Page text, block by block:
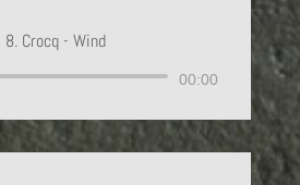
8. Crocq - Wind
Lecteur
00:00